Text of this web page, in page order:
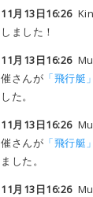
11月13日16:26
しました！
11月13日16:26
催さんが 「飛行艇」
した。
11月13日16:26
催さんが 「飛行艇」
ました。
11月13日16:26